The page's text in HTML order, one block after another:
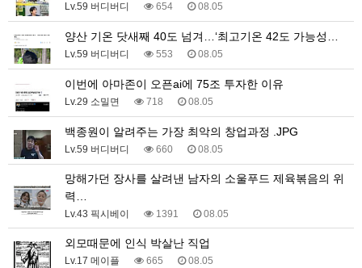
Lv.59 버디버디 654 08.05
양산 기온 닷새째 40도 넘겨…‘최고기온 42도 가능성…
Lv.59 버디버디 553 08.05
이번에 아마존이 오픈ai에 75조 투자한 이유
Lv.29 소밀면 718 08.05
백종원이 알려주는 가장 최악의 창업과정 .JPG
Lv.59 버디버디 660 08.05
망해가던 장사를 살려낸 남자의 소울푸드 제육볶음의 위
력…
Lv.43 픽시베이 1391 08.05
외모때문에 인식 박살난 직업
Lv.17 메이플 665 08.05